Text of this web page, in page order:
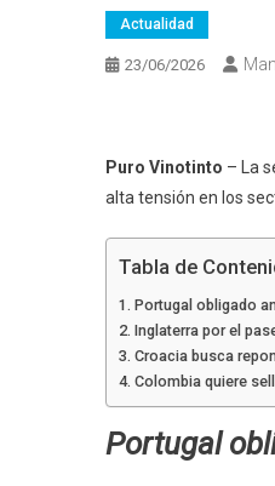
Actualidad
23/06/2026
Puro Vinotinto – La
alta tensión en los
Tabla de
Portugal obligado
Inglaterra por el
Croacia busca
Colombia quiere
Portugal